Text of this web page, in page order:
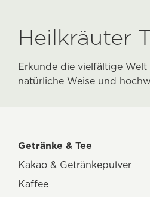
Heilkräuter
Erkunde die vielfältige
natürliche Weise und
Getränke & Tee
Kakao & Getränkepulver
Kaffee